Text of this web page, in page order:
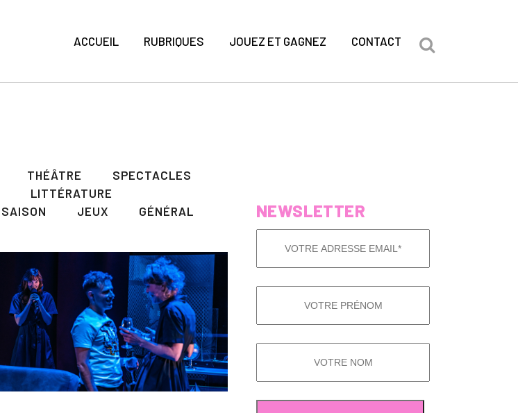
ACCUEIL RUBRIQUES JOUEZ ET GAGNEZ CONTACT
THÉÂTRE
SPECTACLES
LITTÉRATURE
SAISON JEUX GÉNÉRAL NEWSLETTER